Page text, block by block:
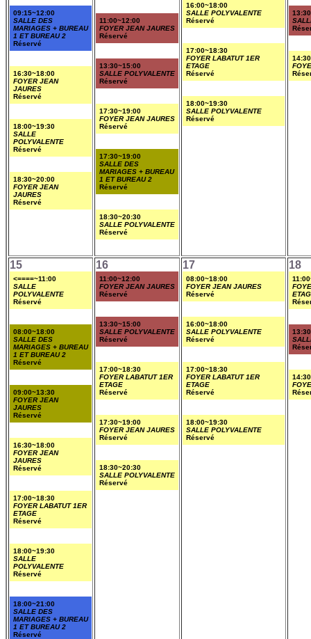
09:15~12:00
SALLE DES
MARIAGES + BUREAU
1 ET BUREAU 2
Réservé
16:30~18:00
FOYER JEAN
JAURES
Réservé
18:00~19:30
SALLE
POLYVALENTE
Réservé
18:30~20:00
FOYER JEAN
JAURES
Réservé
11:00~12:00
FOYER JEAN JAURES
Réservé
13:30~15:00
SALLE POLYVALENTE
Réservé
17:30~19:00
FOYER JEAN JAURES
Réservé
17:30~19:00
SALLE DES
MARIAGES + BUREAU
1 ET BUREAU 2
Réservé
18:30~20:30
SALLE POLYVALENTE
Réservé
16:00~18:00
SALLE POLYVALENTE
Réservé
17:00~18:30
FOYER LABATUT 1ER
ETAGE
Réservé
18:00~19:30
SALLE POLYVALENTE
Réservé
15
<====~11:00
SALLE
POLYVALENTE
Réservé
08:00~18:00
SALLE DES
MARIAGES + BUREAU
1 ET BUREAU 2
Réservé
09:00~13:30
FOYER JEAN
JAURES
Réservé
16:30~18:00
FOYER JEAN
JAURES
Réservé
17:00~18:30
FOYER LABATUT 1ER
ETAGE
Réservé
18:00~19:30
SALLE
POLYVALENTE
Réservé
18:00~21:00
SALLE DES
MARIAGES + BUREAU
1 ET BUREAU 2
Réservé
16
11:00~12:00
FOYER JEAN JAURES
Réservé
13:30~15:00
SALLE POLYVALENTE
Réservé
17:00~18:30
FOYER LABATUT 1ER
ETAGE
Réservé
17:30~19:00
FOYER JEAN JAURES
Réservé
18:30~20:30
SALLE POLYVALENTE
Réservé
17
08:00~18:00
FOYER JEAN JAURES
Réservé
16:00~18:00
SALLE POLYVALENTE
Réservé
17:00~18:30
FOYER LABATUT 1ER
ETAGE
Réservé
18:00~19:30
SALLE POLYVALENTE
Réservé
18